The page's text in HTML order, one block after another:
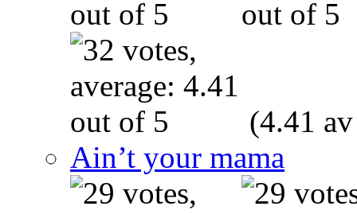
(4.41
Ain’t your mama